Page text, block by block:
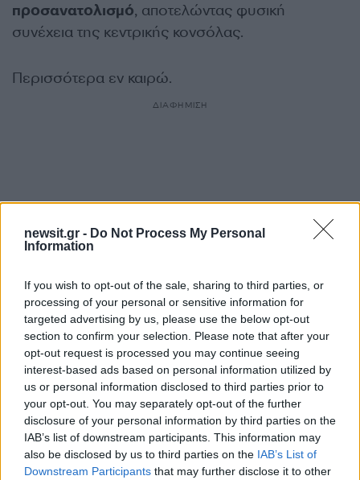
newsit.gr - Do Not Process My Personal
Information
If you wish to opt-out of the sale, sharing to third parties, or
processing of your personal or sensitive information for
targeted advertising by us, please use the below opt-out
section to confirm your selection. Please note that after your
opt-out request is processed you may continue seeing
interest-based ads based on personal information utilized by
us or personal information disclosed to third parties prior to
your opt-out. You may separately opt-out of the further
disclosure of your personal information by third parties on the
IAB’s list of downstream participants. This information may
also be disclosed by us to third parties on the IAB’s List of
Downstream Participants that may further disclose it to other
προσανατολισμό, αποτελώντας φυσική
συνέχεια της κεντρικής κονσόλας.
Περισσότερα εν καιρώ.
ΔΙΑΦΗΜΙΣΗ
Αν τα χάσατε